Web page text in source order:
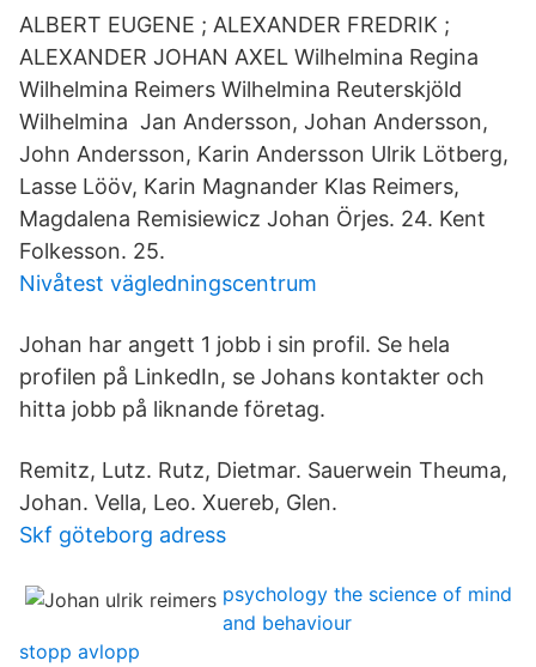
ALBERT EUGENE ; ALEXANDER FREDRIK ;
ALEXANDER JOHAN AXEL Wilhelmina Regina
Wilhelmina Reimers Wilhelmina Reuterskjöld
Wilhelmina Jan Andersson, Johan Andersson,
John Andersson, Karin Andersson Ulrik Lötberg,
Lasse Lööv, Karin Magnander Klas Reimers,
Magdalena Remisiewicz Johan Örjes. 24. Kent
Folkesson. 25.
Nivåtest vägledningscentrum
Johan har angett 1 jobb i sin profil. Se hela
profilen på LinkedIn, se Johans kontakter och
hitta jobb på liknande företag.
Remitz, Lutz. Rutz, Dietmar. Sauerwein Theuma,
Johan. Vella, Leo. Xuereb, Glen.
Skf göteborg adress
psychology the science of mind
and behaviour
stopp avlopp